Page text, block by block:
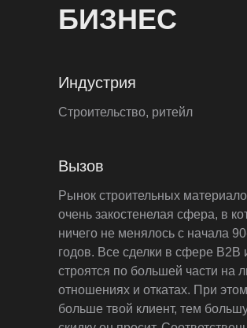
БИЗНЕС
Индустрия
Строительство, ритейл
Вызов
Рынок строительных
очень закостенелая сфера, в
ничего не менялось с начала
годов. Все сделки в сфере B2B
строятся по большей части на
отношениях и откатах. При
больше твой клиент, тем